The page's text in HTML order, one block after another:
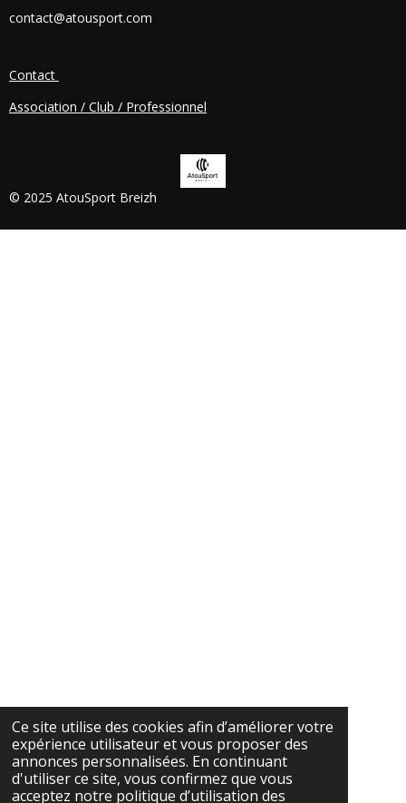
Ce site utilise des cookies afin d’améliorer votre
expérience utilisateur et vous proposer des
annonces personnalisées. En continuant
d'utiliser ce site, vous confirmez que vous
acceptez notre politique d’utilisation des
O
contact@atousport.com
Contact
Association / Club / Professionnel
© 2025 AtouSport Breizh